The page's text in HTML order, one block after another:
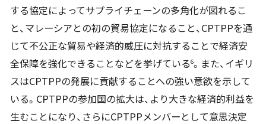
する協定によってサプライチェーンの多角化が図れるこ
と、マレーシアとの初の貿易協定になること、CPTPPを通
じて不公正な貿易や経済的威圧に対抗することで経済安
全保障を強化できることなどを挙げている6。また、イギリ
スはCPTPPの発展に貢献することへの強い意欲を示して
いる。CPTPPの参加国の拡大は、より大きな経済的利益を
生むことになり、さらにCPTPPメンバーとして意思決定